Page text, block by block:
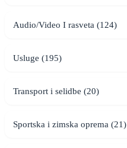
Audio/Video I rasveta (124)
Usluge (195)
Transport i selidbe (20)
Sportska i zimska oprema (21)